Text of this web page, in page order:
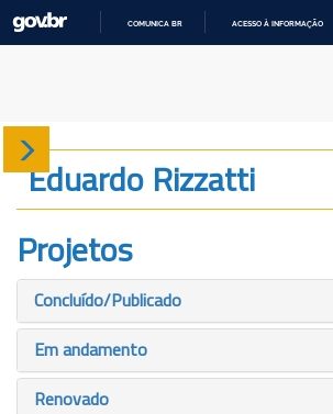
COMUNICA BR ACESSO À INFORMAÇÃO
Sobre
Produção
Projetos
Gráficos
Eduardo Rizzatti
Projetos
Concluído/Publicado
Em andamento
Renovado